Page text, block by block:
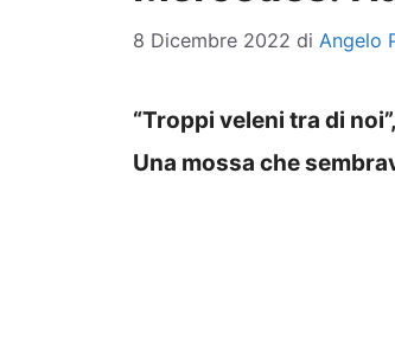
8 Dicembre 2022 di Angelo
“Troppi veleni tra di
Una mossa che